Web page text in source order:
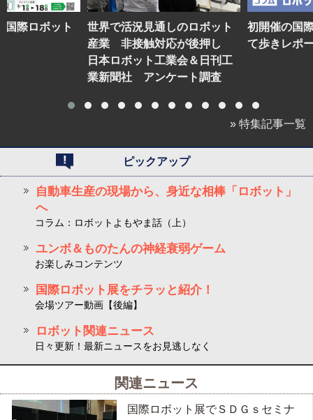
国際ロボット
世界で活況見通しのロボット
産業 非接触対応が後押し
日本ロボット工業会＆日刊工
業新聞社 アンケート調査
初開催の国
て歩きレポ
» 特集記事一覧
ピックアップ
自動車生産の現場から、身近な相棒「ロボット」
へ
コラム：ロボットよもやま話（上）
ユンボ＆ものたんの神経衰弱ゲーム
お楽しみコンテンツ
国際ロボット展をチラッと紹介！
会場ツアー動画【後編】
ロボット関連ニュース
日々更新！最新ニュースをお見逃しなく
関連ニュース
国際ロボット展でＳＤＧｓセミナ